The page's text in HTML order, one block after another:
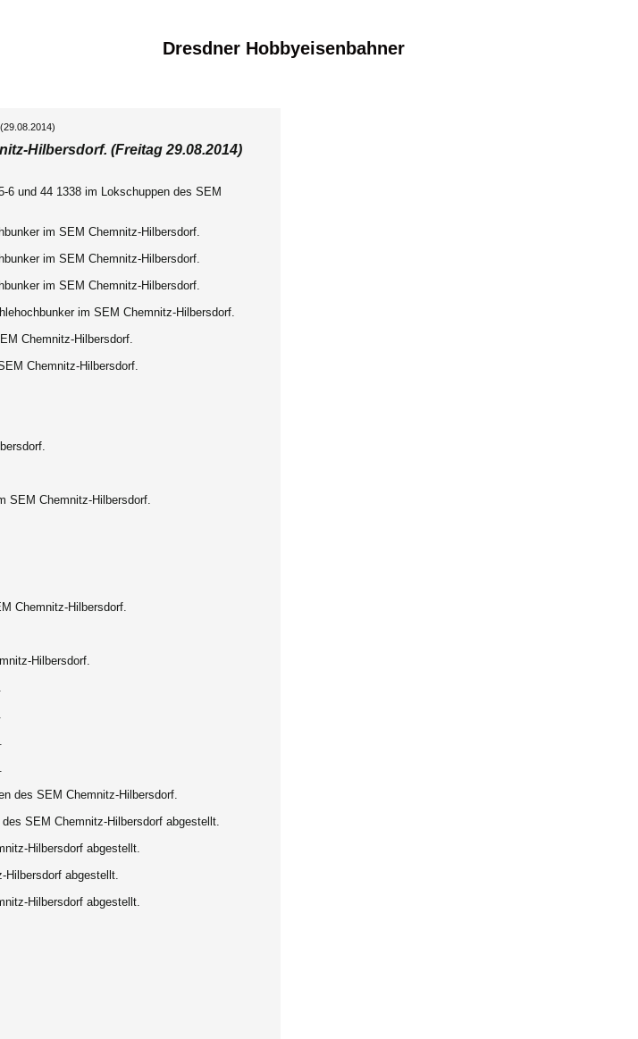
Dresdner Hobbyeisenbahner
Hilbersdorf. (Freitag 29.08.2014)
6 und 44 1338 im Lokschuppen des SEM
im SEM Chemnitz-Hilbersdorf.
im SEM Chemnitz-Hilbersdorf.
im SEM Chemnitz-Hilbersdorf.
im SEM Chemnitz-Hilbersdorf.
Chemnitz-Hilbersdorf.
Chemnitz-Hilbersdorf.
SEM Chemnitz-Hilbersdorf.
Chemnitz-Hilbersdorf.
Hilbersdorf.
des SEM Chemnitz-Hilbersdorf.
SEM Chemnitz-Hilbersdorf abgestellt.
Hilbersdorf abgestellt.
Hilbersdorf abgestellt.
Hilbersdorf abgestellt.